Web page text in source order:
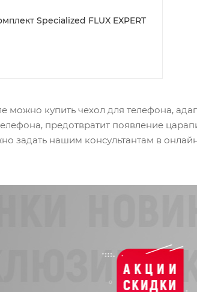
Specialized FLUX EXPERT
можно купить чехол для телефона,
предотвратит появление
задать нашим консультантам в